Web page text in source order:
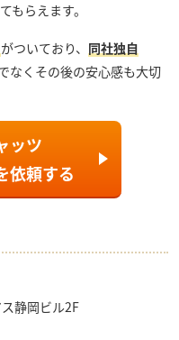
もらえます。
がついており、 同社独自
なくその後の安心感も大切
ッツ
依頼する
静岡ビル2F